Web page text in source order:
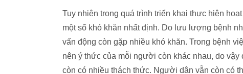
Tuy nhiên trong quá trình triển khai thực hiện
một số khó khăn nhất định. Do lưu lượng bệnh
vấn động còn gặp nhiều khó khăn. Trong bệnh
nên ý thức của mỗi người còn khác nhau, do
còn có nhiều thách thức. Người dân vẫn còn có